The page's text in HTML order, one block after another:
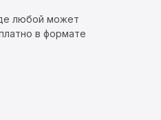
любой может
в формате